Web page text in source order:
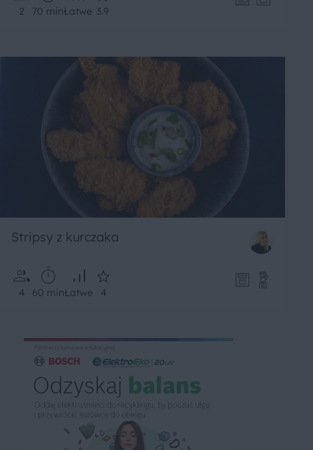
2 70 minŁatwe 3.9
Stripsy z kurczaka
4 60 minŁatwe 4